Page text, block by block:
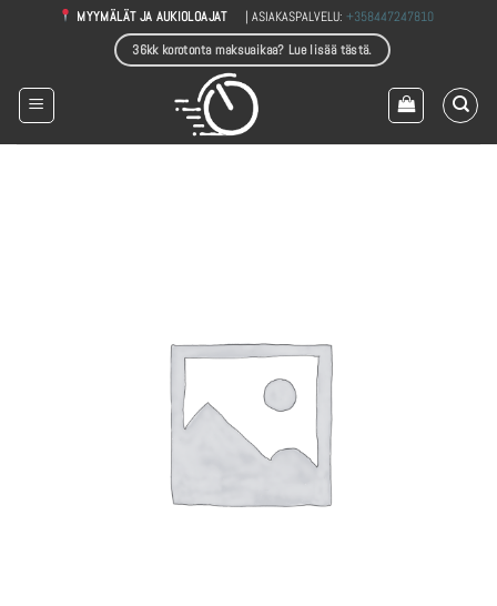
MYYMÄLÄT JA AUKIOLOAJAT | ASIAKASPALVELU:+358447247810
36kk korotonta maksuaikaa? Lue lisää tästä.